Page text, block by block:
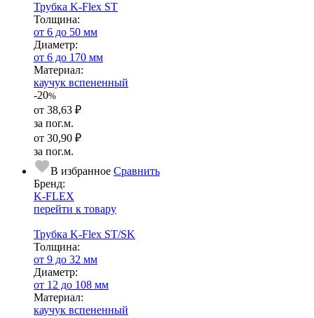
Трубка K-Flex ST
Тол­щи­на:
от 6 до 50 мм
Диаметр:
от 6 до 170 мм
Ма­­те­­ри­­ал:
каучук вспененный
-20%
от 38,63 ₽
за пог.м.
от 30,90 ₽
за пог.м.
В избранное Сравнить
Бренд:
K-FLEX
перейти к товару
Трубка K-Flex ST/SK
Тол­щи­на:
от 9 до 32 мм
Диаметр:
от 12 до 108 мм
Ма­­те­­ри­­ал:
каучук вспененный